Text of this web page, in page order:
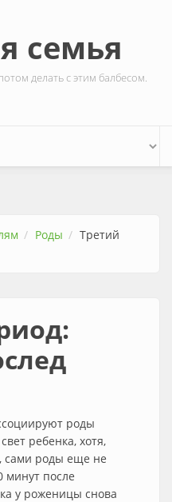
семья
делать с этим балбесом.
Роды
Третий
роды
ребенка, хотя,
сами роды еще не
минут после
у роженицы снова